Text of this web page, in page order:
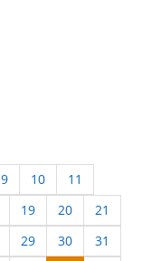
9 10
11
19 20
21
29 30
31